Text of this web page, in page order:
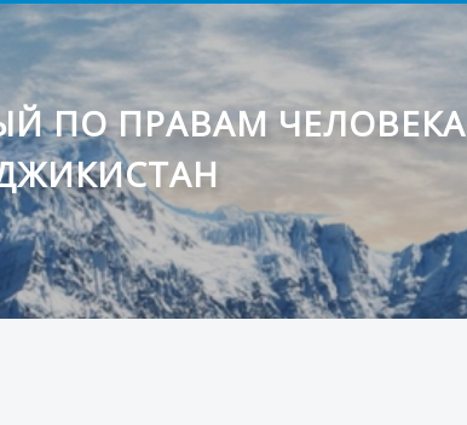
ПО ПРАВАМ ЧЕЛОВЕКА